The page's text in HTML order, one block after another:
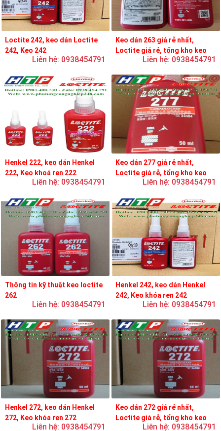
Loctite 242, keo dán Loctite
242, Keo 242
Liên hệ: 0938454791
Keo dán 263 giá rẻ nhất,
Loctite giá rẻ, tổng kho keo
Liên hệ: 0938454791
Henkel 222, keo dán Henkel
222, Keo khoá ren 222
Liên hệ: 0938454791
Keo dán 277 giá rẻ nhất,
Loctite giá rẻ, tổng kho keo
Liên hệ: 0938454791
Thông tin kỹ thuật keo loctite
262
Liên hệ: 0938454791
Henkel 242, keo dán Henkel
242, Keo khóa ren 242
Liên hệ: 0938454791
Henkel 272, keo dán Henkel
272, Keo khóa ren 272
Liên hệ: 0938454791
Keo dán 272 giá rẻ nhất,
Loctite giá rẻ, tổng kho keo
Liên hệ: 0938454791